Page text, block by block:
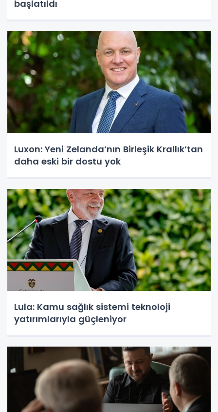
başlatıldı
Luxon: Yeni Zelanda’nın Birleşik Krallık’tan
daha eski bir dostu yok
Lula: Kamu sağlık sistemi teknoloji
yatırımlarıyla güçleniyor